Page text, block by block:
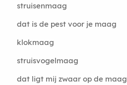
struisenmaag
dat is de pest voor je maag
klokmaag
struisvogelmaag
dat ligt mij zwaar op de maag